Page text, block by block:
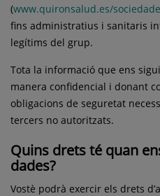
(www.quironsalud.es/
fins administratius i sanitaris
legítims del grup.
Tota la informació que ens
manera confidencial i donant
obligacions de seguretat
tercers no autoritzats.
Quins drets té quan
dades?
Vostè podrà exercir els drets